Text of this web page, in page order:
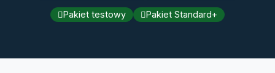
Pakiet testowy Pakiet Standard+